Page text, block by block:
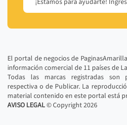
El portal de negocios de
información comercial de 11 países de
Todas las marcas registradas son
respectiva o de Publicar. La
material contenido en este portal está
AVISO LEGAL© Copyright2026